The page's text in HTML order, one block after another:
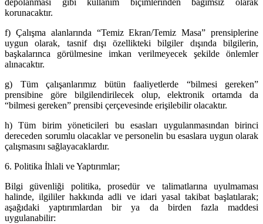
depolanması gibi kullanım biçimlerinden bağımsız olarak
korunacaktır.
f) Çalışma alanlarında “Temiz Ekran/Temiz Masa” prensiplerine
uygun olarak, tasnif dışı özellikteki bilgiler dışında bilgilerin,
başkalarınca görülmesine imkan verilmeyecek şekilde önlemler
alınacaktır.
g) Tüm çalışanlarımız bütün faaliyetlerde “bilmesi gereken”
prensibine göre bilgilendirilecek olup, elektronik ortamda da
“bilmesi gereken” prensibi çerçevesinde erişilebilir olacaktır.
h) Tüm birim yöneticileri bu esasları uygulanmasından birinci
dereceden sorumlu olacaklar ve personelin bu esaslara uygun olarak
çalışmasını sağlayacaklardır.
6. Politika İhlali ve Yaptırımlar;
Bilgi güvenliği politika, prosedür ve talimatlarına uyulmaması
halinde, ilgililer hakkında adli ve idari yasal takibat başlatılarak;
aşağıdaki yaptırımlardan bir ya da birden fazla maddesi
uygulanabilir: